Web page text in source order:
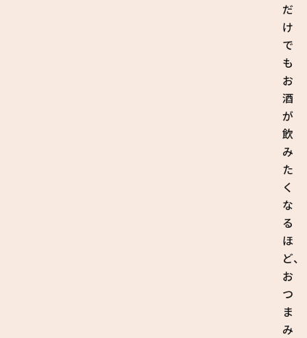
だ
け
で
も
お
酒
が
飲
み
た
く
な
る
ほ
ど、
お
つ
ま
み